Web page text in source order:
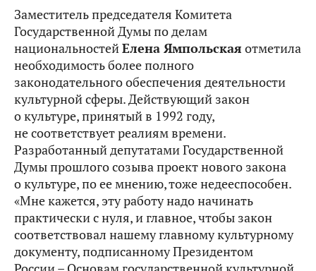
Заместитель председателя Комитета
Государственной Думы по делам
национальностейЕлена Ямпольская отметила
необходимость более полного
законодательного обеспечения деятельности
культурной сферы. Действующий закон
о культуре, принятый в 1992 году,
не соответствует реалиям времени.
Разработанный депутатами Государственной
Думы прошлого созыва проект нового закона
о культуре, по ее мнению, тоже недееспособен.
«Мне кажется, эту работу надо начинать
практически с нуля, и главное, чтобы закон
соответствовал нашему главному культурному
документу, подписанному Президентом